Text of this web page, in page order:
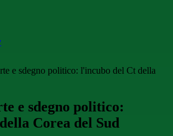
e sdegno politico: l'incubo del Ct della
e sdegno politico:
Corea del Sud